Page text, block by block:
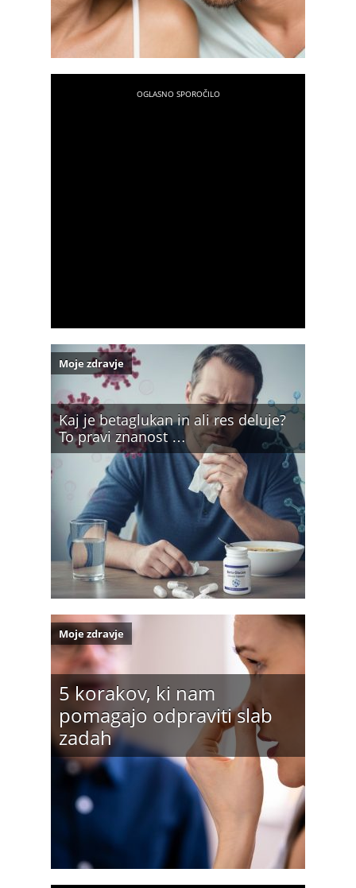
Kaj je betaglukan in ali res deluje?
To pravi znanost …
Moje zdravje
5 korakov, ki nam
pomagajo odpraviti slab
zadah
Moje zdravje